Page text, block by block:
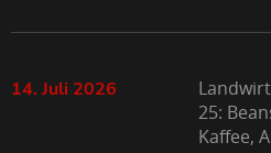
14. Juli 2026
25:
Kaffee,